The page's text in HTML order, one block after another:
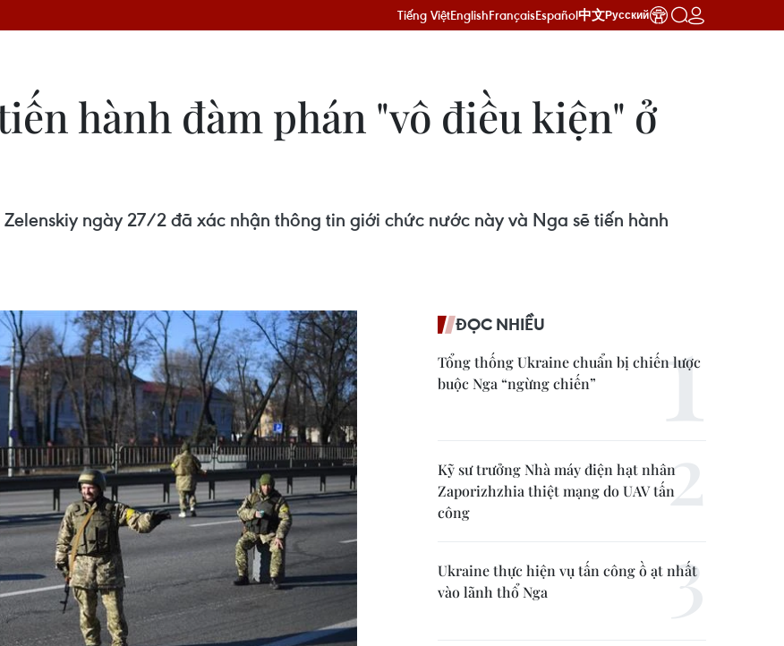
Tiếng ViệtEnglishFrançaisEspañol中文Русский
hành đàm phán "vô điều kiện" ở
ngày 27/2 đã xác nhận thông tin giới chức nước này và Nga sẽ tiến hành
ĐỌC NHIỀU
Tổng thống Ukraine chuẩn bị chiến lược
buộc Nga “ngừng chiến”
Kỹ sư trưởng Nhà máy điện hạt nhân
Zaporizhzhia thiệt mạng do UAV tấn
công
Ukraine thực hiện vụ tấn công ồ ạt nhất
vào lãnh thổ Nga